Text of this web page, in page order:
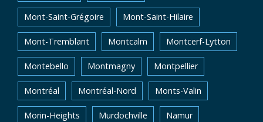
Mont-Saint-Grégoire Mont-Saint-Hilaire
Mont-Tremblant Montcalm Montcerf-Lytton
Montebello Montmagny Montpellier
Montréal Montréal-Nord Monts-Valin
Morin-Heights Murdochville Namur